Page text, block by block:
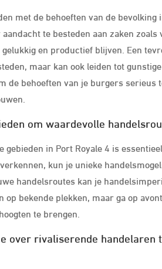
met de behoeften van de
te besteden aan zaken
en productief blijven. Een
maar kan ook leiden tot
de behoeften van je burgers serieus
om waardevolle
gebieden in Port Royale 4 is
kun je unieke
handelsroutes kan je
bekende plekken, maar ga op
te brengen.
over rivaliserende handelaren